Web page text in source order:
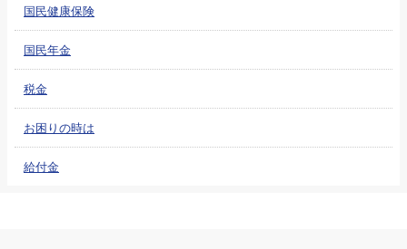
国民健康保険
国民年金
税金
お困りの時は
給付金